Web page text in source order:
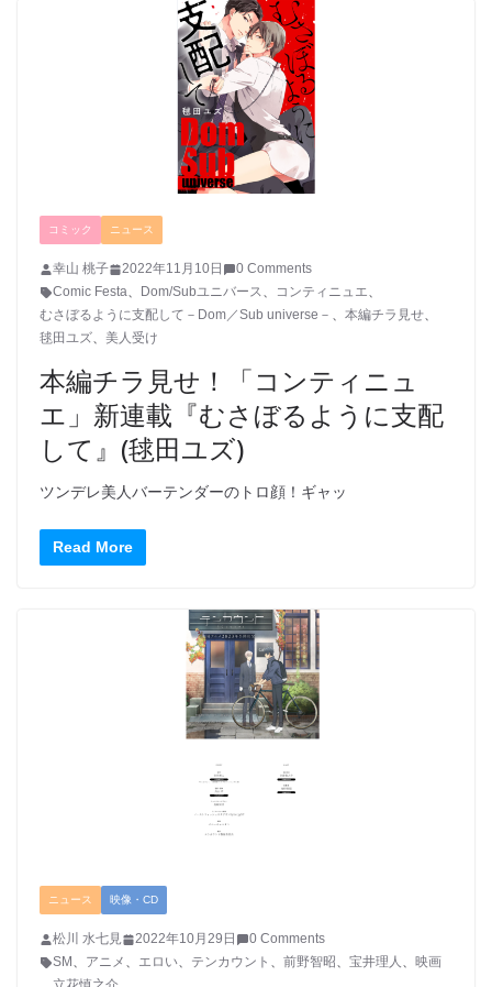
コミック ニュース
幸山 桃子 2022年11月10日
0 Comments
Comic Festa、 Dom/Subユニバース、 コンティニュエ、
むさぼるように支配して－Dom／Sub universe－ 、 本編チラ見せ、
毬田ユズ、 美人受け
本編チラ見せ！「コンティニュ
エ」新連載『むさぼるように支配
して』(毬田ユズ)
ツンデレ美人バーテンダーのトロ顔！ギャッ
Read More
ニュース 映像・CD
松川 水七見 2022年10月29日
0 Comments
SM 、 アニメ 、 エロい、 テンカウント 、 前野智昭、 宝井理人 、 映画